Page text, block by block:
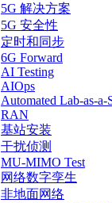
5G 解决方案
5G 安全性
定时和同步
6G Forward
AI Testing
AIOps
Automated Lab-as-a-
RAN
基站安装
干扰侦测
MU-MIMO Test
网络数字孪生
非地面网络